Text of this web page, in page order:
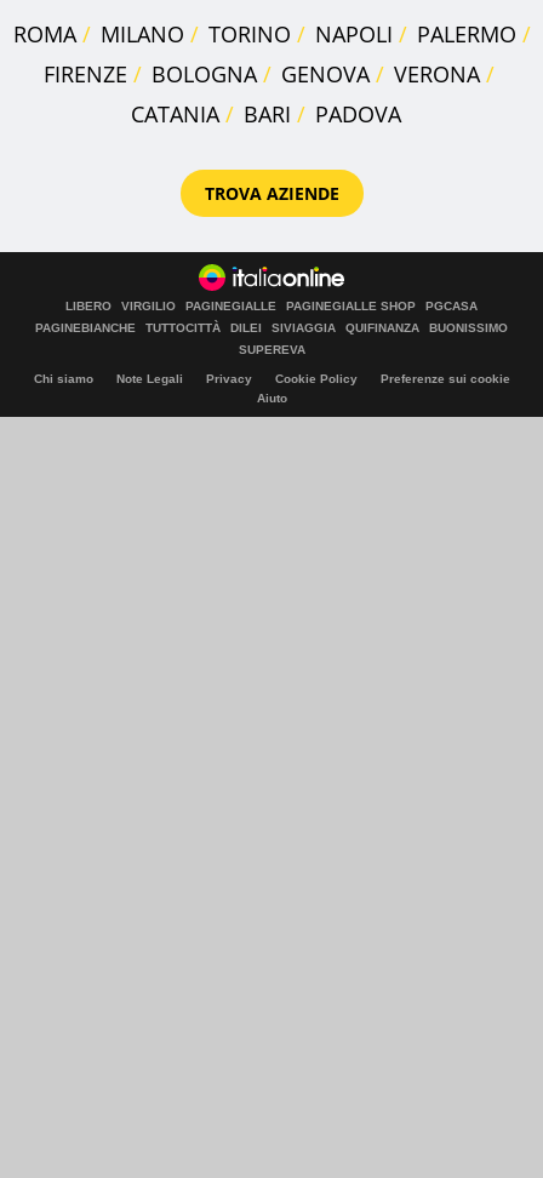
ROMA MILANO TORINO NAPOLI
PALERMO
FIRENZE
BOLOGNA GENOVA
VERONA
CATANIA
BARI PADOVA
TROVA AZIENDE
LIBERO VIRGILIO PAGINEGIALLE PAGINEGIALLE SHOP
PGCASA
PAGINEBIANCHE
TUTTOCITTÀ DILEI SIVIAGGIA QUIFINANZA
BUONISSIMO
SUPEREVA
Chi siamo Note Legali Privacy Cookie Policy
Preferenze sui cookie
Aiuto